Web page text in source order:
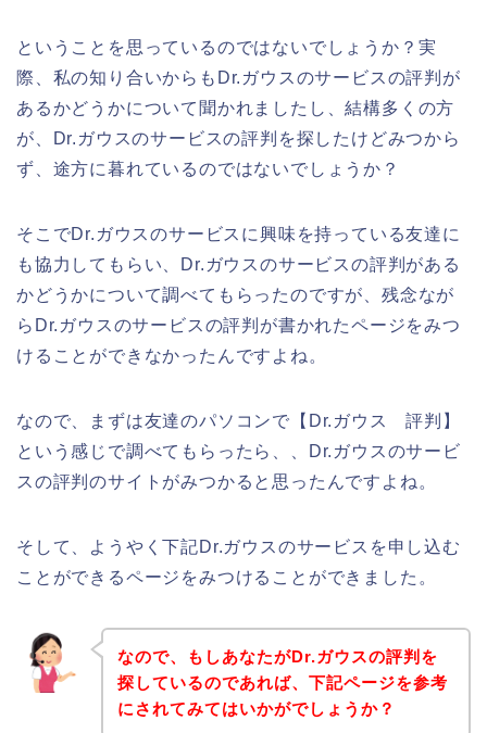
ということを思っているのではないでしょうか？実
際、私の知り合いからもDr.ガウスのサービスの評判が
あるかどうかについて聞かれましたし、結構多くの方
が、Dr.ガウスのサービスの評判を探したけどみつから
ず、途方に暮れているのではないでしょうか？
そこでDr.ガウスのサービスに興味を持っている友達に
も協力してもらい、Dr.ガウスのサービスの評判がある
かどうかについて調べてもらったのですが、残念なが
らDr.ガウスのサービスの評判が書かれたページをみつ
けることができなかったんですよね。
なので、まずは友達のパソコンで【Dr.ガウス 評判】
という感じで調べてもらったら、、Dr.ガウスのサービ
スの評判のサイトがみつかると思ったんですよね。
そして、ようやく下記Dr.ガウスのサービスを申し込む
ことができるページをみつけることができました。
なので、もしあなたがDr.ガウスの評判を
探しているのであれば、下記ページを参考
にされてみてはいかがでしょうか？